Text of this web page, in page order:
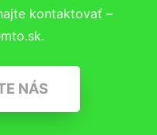
kontaktovať –
NÁS